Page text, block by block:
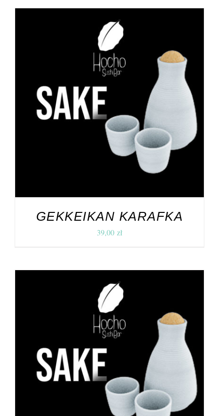
DODAJ DO KOSZYKA SZCZEGÓŁY
GEKKEIKAN KARAFKA
39,00 zł
DODAJ DO KOSZYKA SZCZEGÓŁY